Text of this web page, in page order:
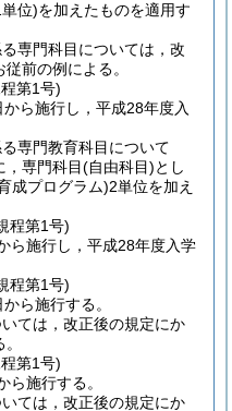
位)を加えたものを適用す
専門科目については，改
前の例による。
第1号)
ら施行し，平成28年度入
専門教育科目について
，専門科目(自由科目)とし
成プログラム)2単位を加え
程第1号)
ら施行し，平成28年度入学
程第1号)
ら施行する。
ては，改正後の規定にか
第1号)
ら施行する。
ては，改正後の規定にか